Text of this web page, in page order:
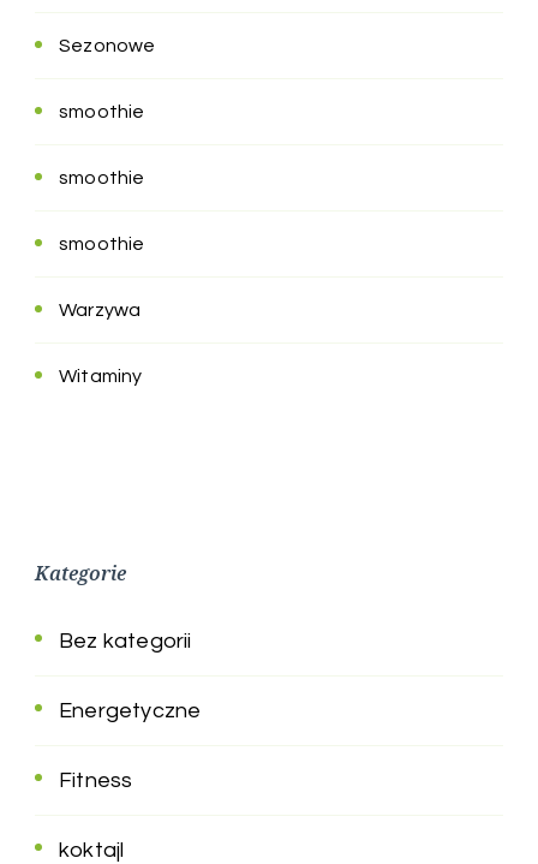
Sezonowe
smoothie
smoothie
smoothie
Warzywa
Witaminy
Kategorie
Bez kategorii
Energetyczne
Fitness
koktajl